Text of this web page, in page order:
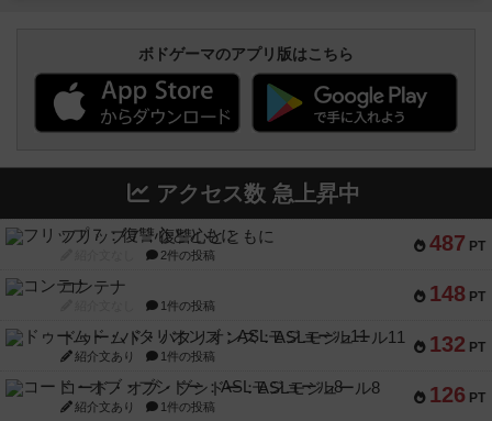
ボドゲーマのアプリ版はこちら
アクセス数 急上昇中
487 PT
フリップ７：復讐心とともに
2件の投稿
148 PT
コンテナ
1件の投稿
132 PT
ドゥームド・バタリオンズ：ASLモジュール11
紹介文あり 1件の投稿
126 PT
コード・オブ・ブシドー：ASLモジュール8
紹介文あり 1件の投稿